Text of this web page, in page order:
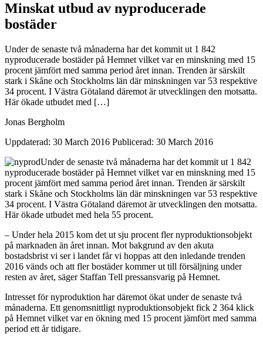
Minskat utbud av nyproducerade
bostäder
Under de senaste två månaderna har det kommit ut 1 842
nyproducerade bostäder på Hemnet vilket var en minskning med 15
procent jämfört med samma period året innan. Trenden är särskilt
stark i Skåne och Stockholms län där minskningen var 53 respektive
34 procent. I Västra Götaland däremot är utvecklingen den motsatta.
Här ökade utbudet med […]
Jonas Bergholm
Uppdaterad: 30 March 2016 Publicerad: 30 March 2016
Under de senaste två månaderna har det kommit ut 1 842
nyproducerade bostäder på Hemnet vilket var en minskning med 15
procent jämfört med samma period året innan. Trenden är särskilt
stark i Skåne och Stockholms län där minskningen var 53 respektive
34 procent. I Västra Götaland däremot är utvecklingen den motsatta.
Här ökade utbudet med hela 55 procent.
– Under hela 2015 kom det ut sju procent fler nyproduktionsobjekt
på marknaden än året innan. Mot bakgrund av den akuta
bostadsbrist vi ser i landet får vi hoppas att den inledande trenden
2016 vänds och att fler bostäder kommer ut till försäljning under
resten av året, säger Staffan Tell pressansvarig på Hemnet.
Intresset för nyproduktion har däremot ökat under de senaste två
månaderna. Ett genomsnittligt nyproduktionsobjekt fick 2 364 klick
på Hemnet vilket var en ökning med 15 procent jämfört med samma
period ett år tidigare.